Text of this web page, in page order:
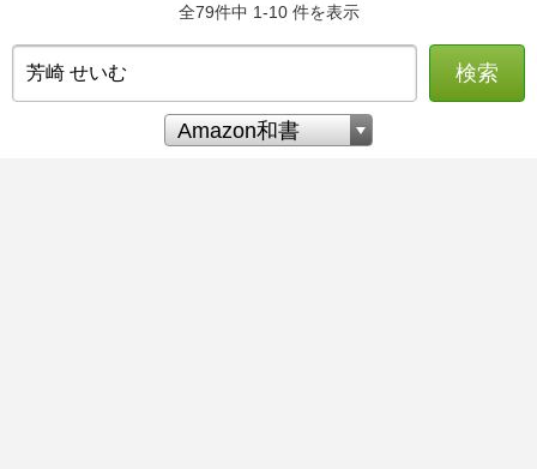
全79件中 1-10 件を表示
検索